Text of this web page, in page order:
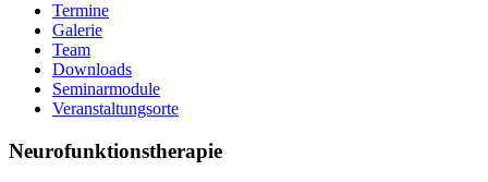
Termine
Galerie
Team
Downloads
Seminarmodule
Veranstaltungsorte
Neurofunktionstherapie